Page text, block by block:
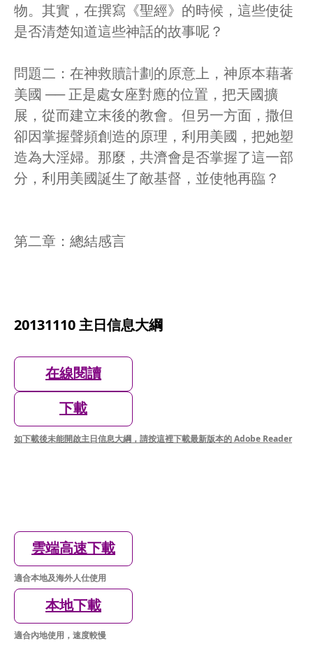
物。其實，在撰寫《聖經》的時候，這些使徒
是否清楚知道這些神話的故事呢？
問題二：在神救贖計劃的原意上，神原本藉著
美國 ── 正是處女座對應的位置，把天國擴
展，從而建立末後的教會。但另一方面，撒但
卻因掌握聲頻創造的原理，利用美國，把她塑
造為大淫婦。那麼，共濟會是否掌握了這一部
分，利用美國誕生了敵基督，並使牠再臨？
第二章：總結感言
20131110 主日信息大綱
在線閱讀
下載
如下載後未能開啟主日信息大綱，請按這裡下載最新版本的 Adobe Reader
雲端高速下載
適合本地及海外人仕使用
本地下載
適合內地使用，速度較慢